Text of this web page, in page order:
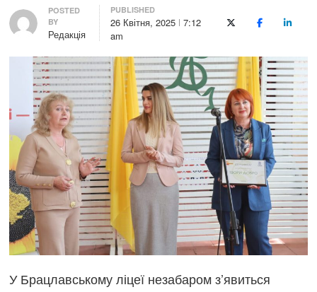
Author
POSTED
BY
Редакція
PUBLISHED
26 Квітня, 2025
7:12
am
X (Twitter)Facebook
У Брацлавському ліцеї незабаром з’явиться